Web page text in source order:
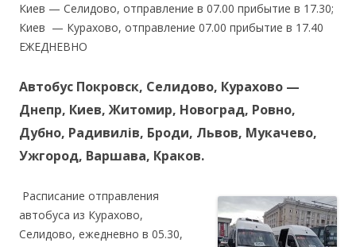
Киев — Селидово, отправление в 07.00 прибытие в 17.30;
Киев — Курахово, отправление 07.00 прибытие в 17.40
ЕЖЕДНЕВНО
Автобус Покровск, Селидово, Курахово —
Днепр, Киев, Житомир, Новоград, Ровно,
Дубно, Радивилів, Броди, Львов, Мукачево,
Ужгород, Варшава, Краков.
Расписание отправления
автобуса из Курахово,
Селидово, ежедневно в 05.30,